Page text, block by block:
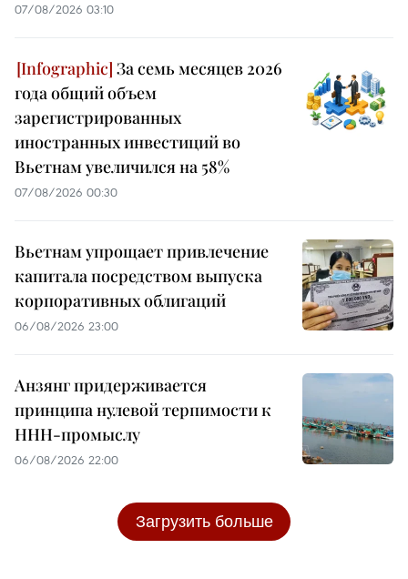
07/08/2026 03:10
За семь месяцев 2026
года общий объем
зарегистрированных
иностранных инвестиций во
Вьетнам увеличился на 58%
07/08/2026 00:30
Вьетнам упрощает привлечение
капитала посредством выпуска
корпоративных облигаций
06/08/2026 23:00
Анзянг придерживается
принципа нулевой терпимости к
ННН-промыслу
06/08/2026 22:00
Загрузить больше